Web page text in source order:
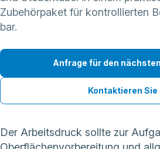
Zubehörpaket für kontrollierten
bar.
Anfrage für den
Kontaktieren Sie
Der Arbeitsdruck sollte zur